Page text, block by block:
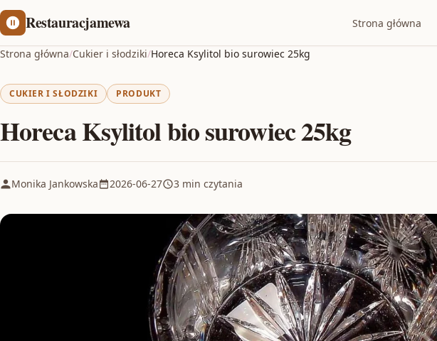
Restauracjamewa Strona główna
Strona główna/Cukier i słodziki/Horeca Ksylitol bio surowiec 25kg
CUKIER I SŁODZIKI PRODUKT
Horeca Ksylitol bio surowiec 25kg
Monika Jankowska 2026-06-27 3 min czytania